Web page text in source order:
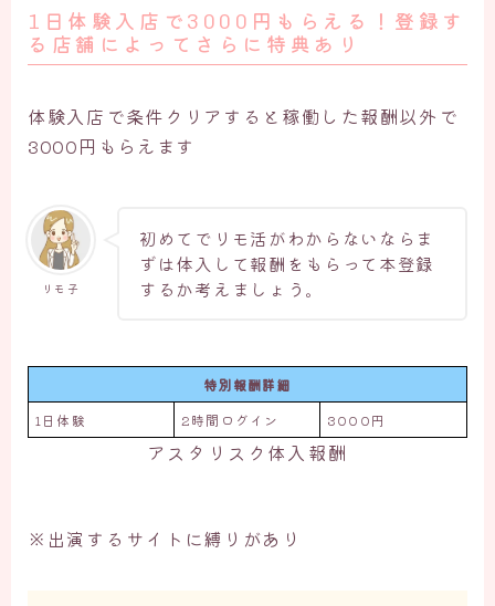
1日体験入店で3000円もらえる！登録す
る店舗によってさらに特典あり
体験入店で条件クリアすると稼働した報酬以外で
3000円もらえます
リモ子
初めてでリモ活がわからないならま
ずは体入して報酬をもらって本登録
するか考えましょう。
特別報酬詳細
1日体験
2時間ログイン 3000円
アスタリスク体入報酬
※出演するサイトに縛りがあり